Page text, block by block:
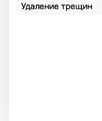
Удаление трещин